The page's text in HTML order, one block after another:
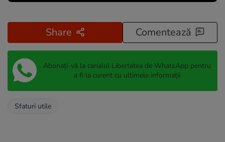
Share Comentează
Abonați-vă la canalul Libertatea de WhatsApp pentru
a fi la curent cu ultimele informații
Sfaturi utile